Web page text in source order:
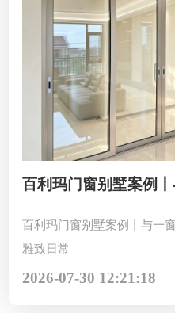
百利玛门窗别墅案例
慢品东方美学大宅雅
百利玛门窗别墅案例丨与一
雅致日常
2026-07-30 12:21:18